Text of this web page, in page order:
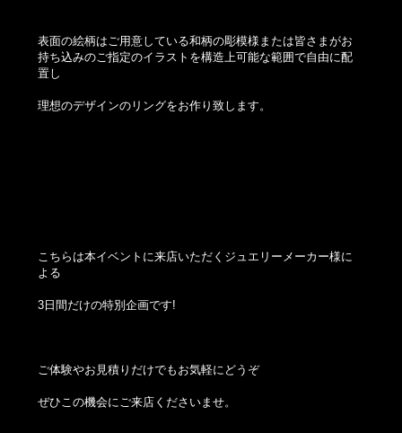
表面の絵柄はご用意している和柄の彫模様または皆さまがお
持ち込みのご指定のイラストを構造上可能な範囲で自由に配
置し
理想のデザインのリングをお作り致します。
こちらは本イベントに来店いただくジュエリーメーカー様に
よる
3日間だけの特別企画です!
ご体験やお見積りだけでもお気軽にどうぞ
ぜひこの機会にご来店くださいませ。